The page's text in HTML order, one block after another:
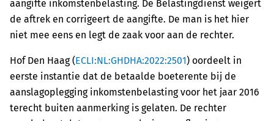
aangifte inkomstenbelasting. De Belastingdienst weigert
de aftrek en corrigeert de aangifte. De man is het hier
niet mee eens en legt de zaak voor aan de rechter.
Hof Den Haag (ECLI:NL:GHDHA:2022:2501) oordeelt in
eerste instantie dat de betaalde boeterente bij de
aanslagoplegging inkomstenbelasting voor het jaar 2016
terecht buiten aanmerking is gelaten. De rechter